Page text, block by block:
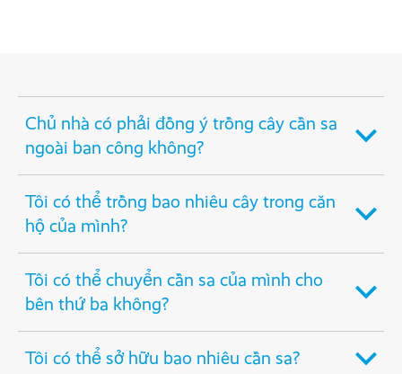
Chủ nhà có phải đồng ý trồng cây cần sa
ngoài ban công không?
Tôi có thể trồng bao nhiêu cây trong căn
hộ của mình?
Tôi có thể chuyển cần sa của mình cho
bên thứ ba không?
Tôi có thể sở hữu bao nhiêu cần sa?